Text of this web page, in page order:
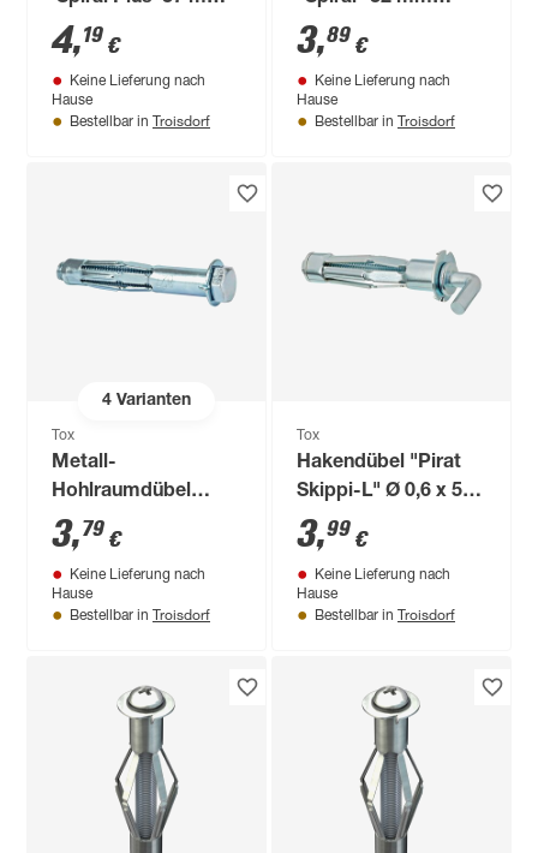
inklusive Schrauben
4 Stück
4,19 €
Keine Lieferung nach
Hause
Bestellbar in Troisdorf
inklusive Schrauben
4 Stück
3,89 €
Keine Lieferung nach
Hause
Bestellbar in Troisdorf
4Varianten
Tox
Metall-
Hohlraumdübel
"Acrobat" M8 x 6,8
cm 2 Stück
3,79 €
Keine Lieferung nach
Hause
Bestellbar in Troisdorf
Tox
Hakendübel "Pirat
Skippi-L" Ø 0,6 x 5,2
cm inklusive
Hakenschrauben 2
Stück
3,99 €
Keine Lieferung nach
Hause
Bestellbar in Troisdorf